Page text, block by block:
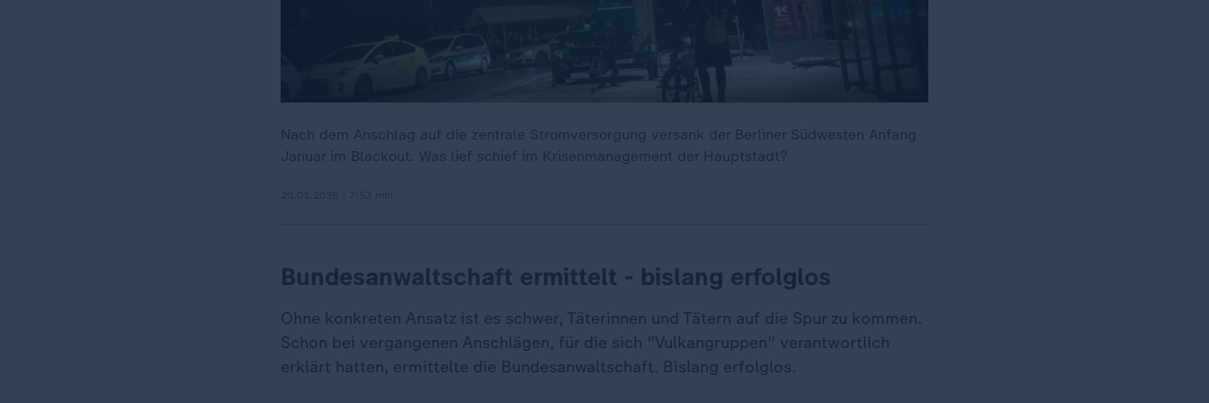
Nach dem Anschlag auf die zentrale Stromversorgung versank der Berliner Südwesten Anfang
Januar im Blackout. Was lief schief im Krisenmanagement der Hauptstadt?
Bundesanwaltschaft ermittelt - bislang erfolglos
Ohne konkreten Ansatz ist es schwer, Täterinnen und Tätern auf die Spur zu kommen.
Schon bei vergangenen Anschlägen, für die sich "Vulkangruppen" verantwortlich
erklärt hatten, ermittelte die Bundesanwaltschaft. Bislang erfolglos.